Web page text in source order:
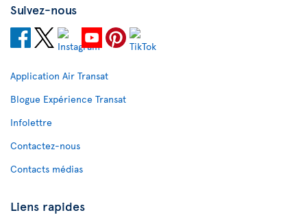
Suivez-nous
Application Air Transat
Blogue Expérience Transat
Infolettre
Contactez-nous
Contacts médias
Liens rapides